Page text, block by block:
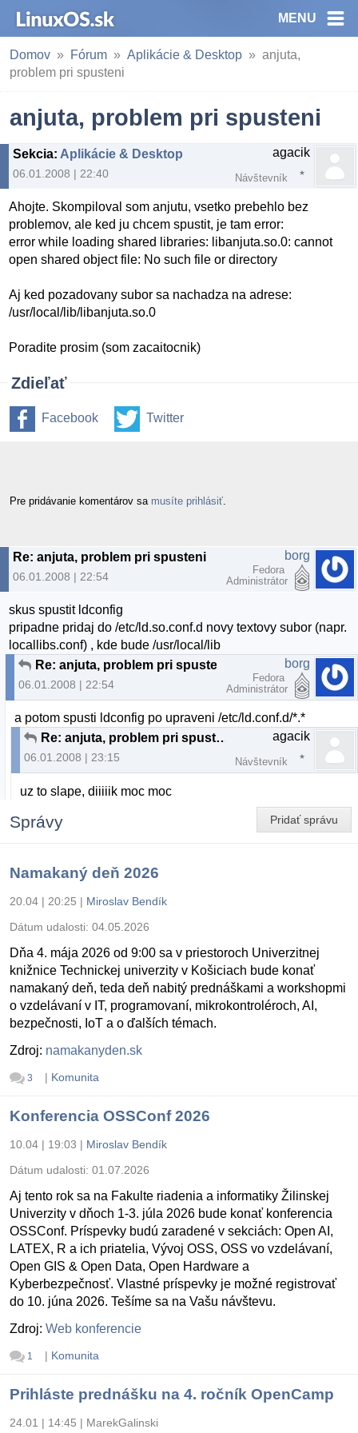
MENU
Domov Fórum Aplikácie & Desktop
anjuta,
problem pri spusteni
anjuta, problem pri spusteni
Sekcia: Aplikácie & Desktop
06.01.2008 | 22:40
agacik
Návštevník
Ahojte. Skompiloval som anjutu, vsetko prebehlo bez
problemov, ale ked ju chcem spustit, je tam error:
error while loading shared libraries: libanjuta.so.0: cannot
open shared object file: No such file or directory
Aj ked pozadovany subor sa nachadza na adrese:
/usr/local/lib/libanjuta.so.0
Poradite prosim (som zacaitocnik)
Zdieľať
Facebook Twitter
Pre pridávanie komentárov sa musíte prihlásiť
Re: anjuta, problem pri spusteni
06.01.2008 | 22:54
borg
Fedora
Administrátor
skus spustit ldconfig
pripadne pridaj do /etc/ld.so.conf.d novy textovy subor (napr.
locallibs.conf) , kde bude /usr/local/lib
Re: anjuta, problem pri spusteni
06.01.2008 | 22:54
borg
Fedora
Administrátor
a potom spusti ldconfig po upraveni /etc/ld.conf.d/*.*
Re: anjuta, problem pri spusteni
06.01.2008 | 23:15
agacik
Návštevník
uz to slape, diiiiik moc moc
Pridať správu
Správy
Namakaný deň 2026
20.04 | 20:25 | Miroslav Bendík
Dátum udalosti: 04.05.2026
Dňa 4. mája 2026 od 9:00 sa v priestoroch Univerzitnej
knižnice Technickej univerzity v Košiciach bude konať
namakaný deň, teda deň nabitý prednáškami a workshopmi
o vzdelávaní v IT, programovaní, mikrokontroléroch, AI,
bezpečnosti, IoT a o ďalších témach.
Zdroj: namakanyden.sk
3 | Komunita
Konferencia OSSConf 2026
10.04 | 19:03 | Miroslav Bendík
Dátum udalosti: 01.07.2026
Aj tento rok sa na Fakulte riadenia a informatiky Žilinskej
Univerzity v dňoch 1-3. júla 2026 bude konať konferencia
OSSConf. Príspevky budú zaradené v sekciách: Open AI,
LATEX, R a ich priatelia, Vývoj OSS, OSS vo vzdelávaní,
Open GIS & Open Data, Open Hardware a
Kyberbezpečnosť. Vlastné príspevky je možné registrovať
do 10. júna 2026. Tešíme sa na Vašu návštevu.
Zdroj: Web konferencie
1 | Komunita
Prihláste prednášku na 4. ročník OpenCamp
24.01 | 14:45 | MarekGalinski